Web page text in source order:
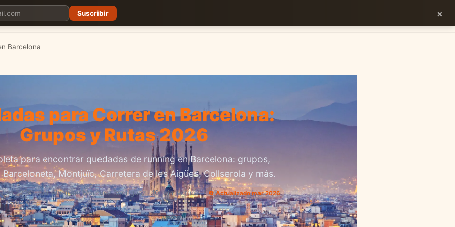
BlogCarreras Precios
Barcelona
para Correr en Barcelona:
Grupos y Rutas 2026
para encontrar quedadas de running en Barcelona: grupos,
Barceloneta, Montjuïc, Carretera de les Aigües, Collserola y más.
2026 · Por Abraham Márquez Rodríguez · 10 min lectura 🔄 Actualizado mar 2026
Suscribir ×